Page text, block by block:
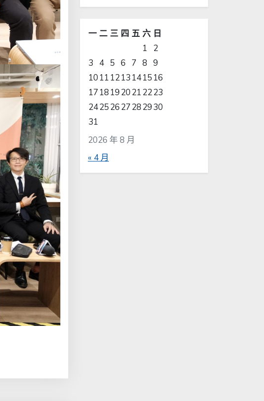
2026 年 8 月
一 二 三 四 五 六 日
1
2
3
4 5 6 7 8 9
10 11 1213 1415 16
17 18 1920212223
24252627282930
31
« 4 月